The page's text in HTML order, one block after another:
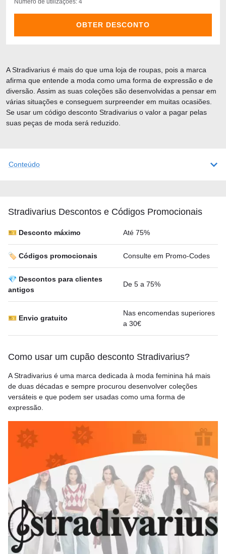
Número de utilizações: 4
OBTER DESCONTO
Conteúdo
Stradivarius Descontos e Códigos Promocionais
🎫 Desconto máximo Até 75%
🏷️ Códigos promocionais Consulte em Promo-Codes
💎 Descontos para clientes
antigos
De 5 a 75%
🎫 Envio gratuito
Nas encomendas superiores
a 30€
Como usar um cupão desconto Stradivarius?
A Stradivarius é uma marca dedicada à moda feminina há mais
de duas décadas e sempre procurou desenvolver coleções
versáteis e que podem ser usadas como uma forma de
expressão.
A Stradivarius é mais do que uma loja de roupas, pois a marca
afirma que entende a moda como uma forma de expressão e de
diversão. Assim as suas coleções são desenvolvidas a pensar em
várias situações e conseguem surpreender em muitas ocasiões.
Se usar um código desconto Stradivarius o valor a pagar pelas
suas peças de moda será reduzido.